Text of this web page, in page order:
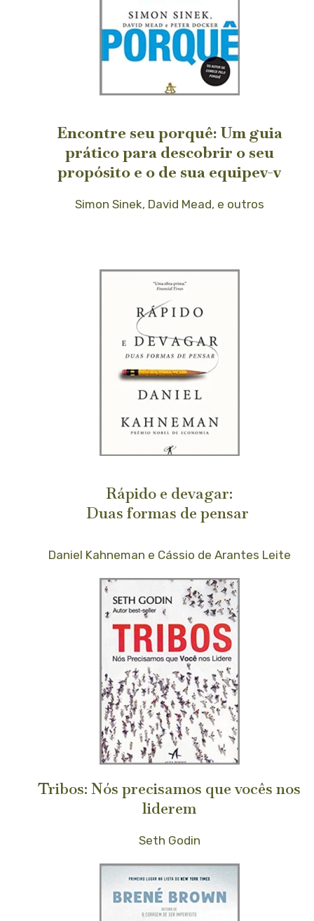
Encontre seu porquê: Um guia
prático para descobrir o seu
propósito e o de sua equipev-v
Simon Sinek, David Mead, e outros
Rápido e devagar:
Duas formas de pensar
Daniel Kahneman e Cássio de Arantes Leite
Tribos: Nós precisamos que vocês nos
liderem
Seth Godin